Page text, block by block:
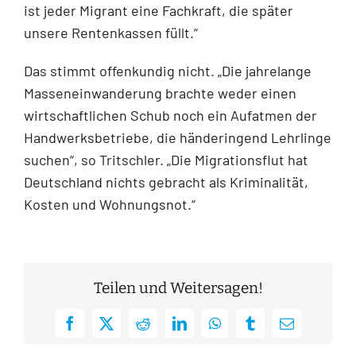
ist jeder Migrant eine Fachkraft, die später
unsere Rentenkassen füllt.“
Das stimmt offenkundig nicht. „Die jahrelange
Masseneinwanderung brachte weder einen
wirtschaftlichen Schub noch ein Aufatmen der
Handwerksbetriebe, die händeringend Lehrlinge
suchen“, so Tritschler. „Die Migrationsflut hat
Deutschland nichts gebracht als Kriminalität,
Kosten und Wohnungsnot.“
Teilen und Weitersagen!
Facebook
X RedditLinkedInWhatsAppTumblrE-